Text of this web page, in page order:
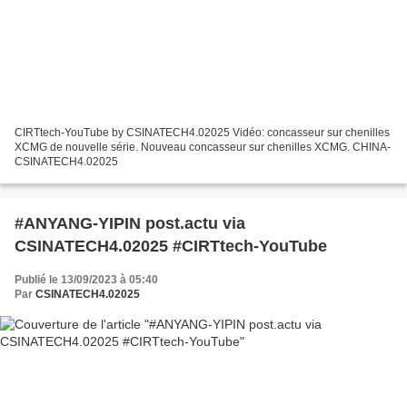
CIRTtech-YouTube by CSINATECH4.02025 Vidéo: concasseur sur chenilles
XCMG de nouvelle série. Nouveau concasseur sur chenilles XCMG. CHINA-
CSINATECH4.02025
#ANYANG-YIPIN post.actu via
CSINATECH4.02025 #CIRTtech-YouTube
Publié le 13/09/2023 à 05:40
Par CSINATECH4.02025